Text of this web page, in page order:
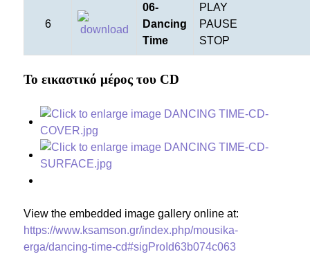
6
06-
Dancing
Time
PLAY
PAUSE
STOP
Το εικαστικό μέρος του CD
View the embedded image gallery online at:
https://www.ksamson.gr/index.php/mousika-
erga/dancing-time-cd#sigProId63b074c063